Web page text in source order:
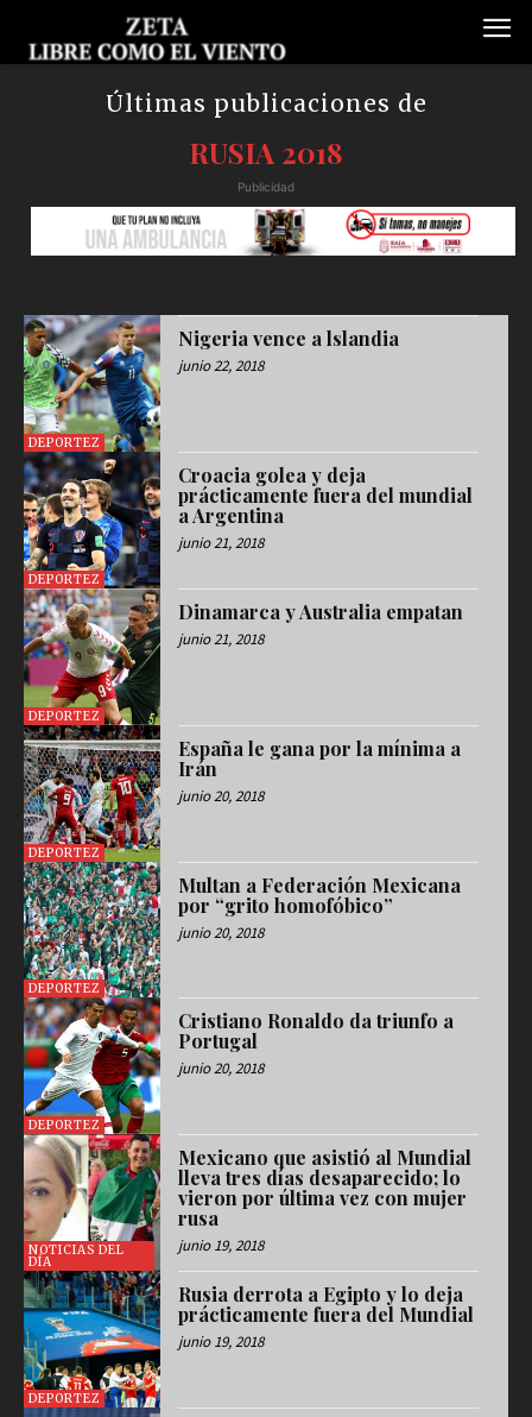
Últimas publicaciones de
RUSIA 2018
Publicidad
DEPORTEZ
Nigeria vence a lslandia
junio 22, 2018
DEPORTEZ
Croacia golea y deja
prácticamente fuera del mundial
a Argentina
junio 21, 2018
DEPORTEZ
Dinamarca y Australia empatan
junio 21, 2018
DEPORTEZ
España le gana por la mínima a
Irán
junio 20, 2018
DEPORTEZ
Multan a Federación Mexicana
por “grito homofóbico”
junio 20, 2018
DEPORTEZ
Cristiano Ronaldo da triunfo a
Portugal
junio 20, 2018
NOTICIAS DEL
DÍA
Mexicano que asistió al Mundial
lleva tres días desaparecido; lo
vieron por última vez con mujer
rusa
junio 19, 2018
DEPORTEZ
Rusia derrota a Egipto y lo deja
prácticamente fuera del Mundial
junio 19, 2018